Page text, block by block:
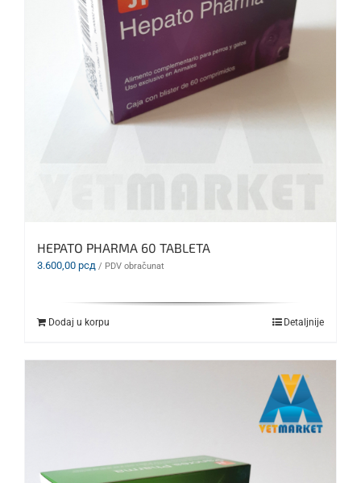
HEPATO PHARMA 60 TABLETA
3.600,00 рсд / PDV obračunat
Dodaj u korpu Detaljnije